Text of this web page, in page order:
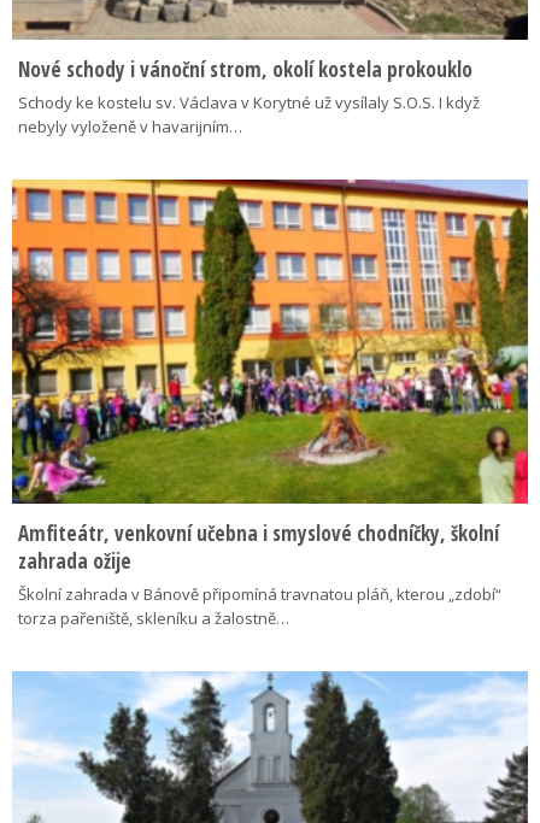
Nové schody i vánoční strom, okolí kostela prokouklo
Schody ke kostelu sv. Václava v Korytné už vysílaly S.O.S. I když
nebyly vyloženě v havarijním…
Amfiteátr, venkovní učebna i smyslové chodníčky, školní
zahrada ožije
Školní zahrada v Bánově připomíná travnatou pláň, kterou „zdobí“
torza pařeniště, skleníku a žalostně…